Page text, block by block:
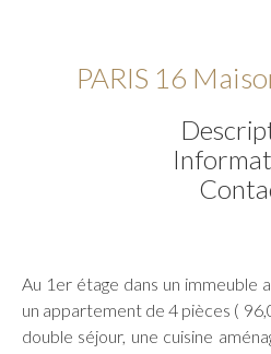
PARIS 16
Au 1er étage dans un immeuble
un appartement de 4 pièces (
double séjour, une cuisine